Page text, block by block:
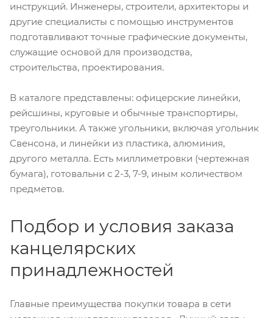
инструкций. Инженеры, строители, архитекторы и
другие специалисты с помощью инструментов
подготавливают точные графические документы,
служащие основой для производства,
строительства, проектирования.
В каталоге представлены: офицерские линейки,
рейсшины, круговые и обычные транспортиры,
треугольники. А также угольники, включая угольник
Свенсона, и линейки из пластика, алюминия,
другого металла. Есть миллиметровки (чертежная
бумага), готовальни с 2-3, 7-9, иным количеством
предметов.
Подбор и условия заказа
канцелярских
принадлежностей
Главные преимущества покупки товара в сети